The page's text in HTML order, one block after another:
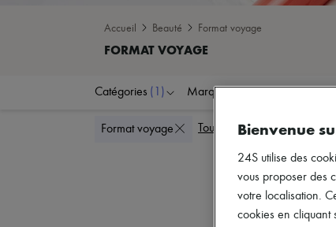
Accueil Beauté Format voyage
Catégories (1) Marques
Format voyage Tout supprimerBienvenue
24S utilise des
vous proposer des
votre localisation.
cookies en cliquant